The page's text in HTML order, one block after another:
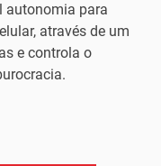
autonomia para
através de um
e controla o